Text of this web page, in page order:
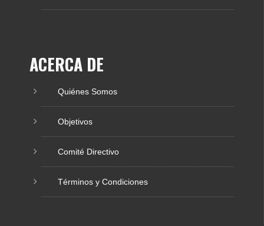
ACERCA DE
Quiénes Somos
Objetivos
Comité Directivo
Términos y Condiciones